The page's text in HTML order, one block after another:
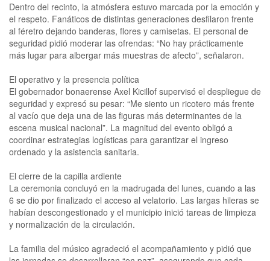
Dentro del recinto, la atmósfera estuvo marcada por la emoción y
el respeto. Fanáticos de distintas generaciones desfilaron frente
al féretro dejando banderas, flores y camisetas. El personal de
seguridad pidió moderar las ofrendas: “No hay prácticamente
más lugar para albergar más muestras de afecto”, señalaron.
El operativo y la presencia política
El gobernador bonaerense Axel Kicillof supervisó el despliegue de
seguridad y expresó su pesar: “Me siento un ricotero más frente
al vacío que deja una de las figuras más determinantes de la
escena musical nacional”. La magnitud del evento obligó a
coordinar estrategias logísticas para garantizar el ingreso
ordenado y la asistencia sanitaria.
El cierre de la capilla ardiente
La ceremonia concluyó en la madrugada del lunes, cuando a las
6 se dio por finalizado el acceso al velatorio. Las largas hileras se
habían descongestionado y el municipio inició tareas de limpieza
y normalización de la circulación.
La familia del músico agradeció el acompañamiento y pidió que